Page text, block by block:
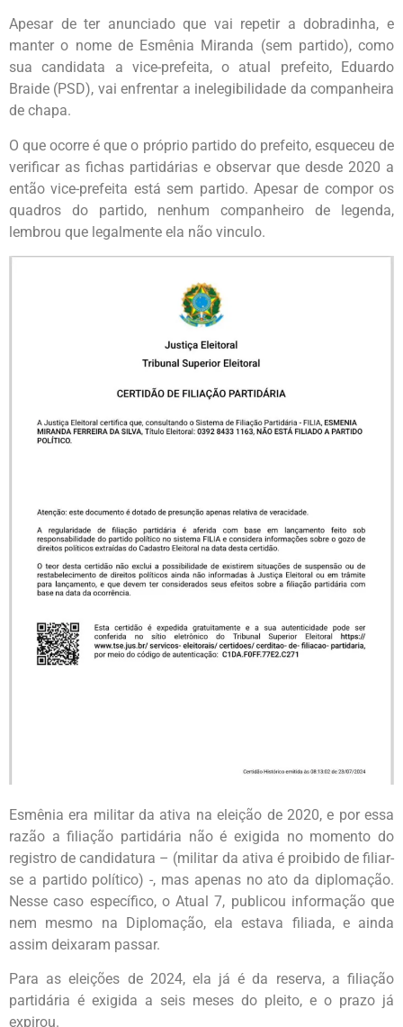
Apesar de ter anunciado que vai repetir a dobradinha, e
manter o nome de Esmênia Miranda (sem partido), como
sua candidata a vice-prefeita, o atual prefeito, Eduardo
Braide (PSD), vai enfrentar a inelegibilidade da companheira
de chapa.
O que ocorre é que o próprio partido do prefeito, esqueceu de
verificar as fichas partidárias e observar que desde 2020 a
então vice-prefeita está sem partido. Apesar de compor os
quadros do partido, nenhum companheiro de legenda,
lembrou que legalmente ela não vinculo.
Esmênia era militar da ativa na eleição de 2020, e por essa
razão a filiação partidária não é exigida no momento do
registro de candidatura – (militar da ativa é proibido de filiar-
se a partido político) -, mas apenas no ato da diplomação.
Nesse caso específico, o Atual 7, publicou informação que
nem mesmo na Diplomação, ela estava filiada, e ainda
assim deixaram passar.
Para as eleições de 2024, ela já é da reserva, a filiação
partidária é exigida a seis meses do pleito, e o prazo já
expirou.